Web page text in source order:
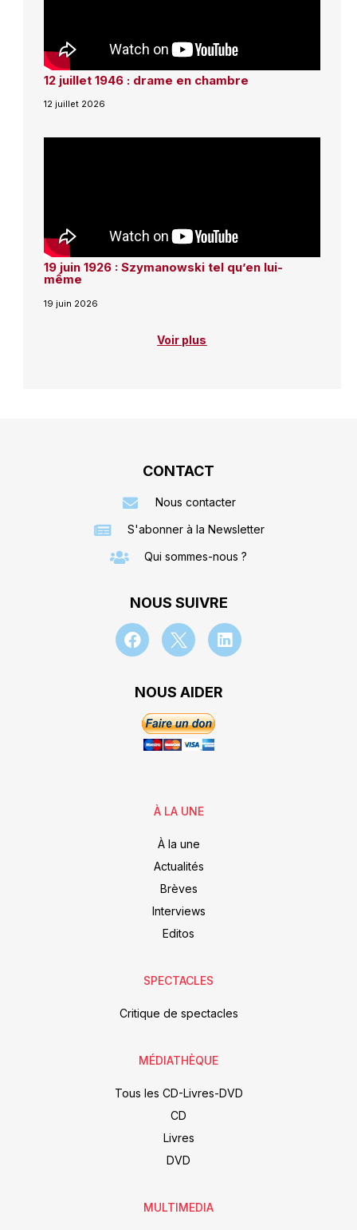
12 juillet 1946 : drame en chambre
12 juillet 2026
19 juin 1926 : Szymanowski tel qu’en lui-
même
19 juin 2026
Voir plus
CONTACT
Nous contacter
S'abonner à la Newsletter
Qui sommes-nous ?
NOUS SUIVRE
NOUS AIDER
À LA UNE
À la une
Actualités
Brèves
Interviews
Editos
SPECTACLES
Critique de spectacles
MÉDIATHÈQUE
Tous les CD-Livres-DVD
CD
Livres
DVD
MULTIMEDIA